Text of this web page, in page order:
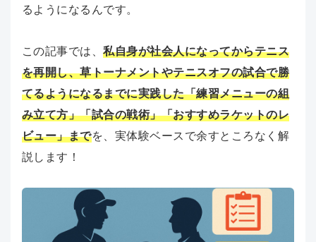
るようになるんです。
この記事では、私自身が社会人になってからテニス
を再開し、草トーナメントやテニスオフの試合で勝
てるようになるまでに実践した「練習メニューの組
み立て方」「試合の戦術」「おすすめラケットのレ
ビュー」までを、実体験ベースで余すところなく解
説します！